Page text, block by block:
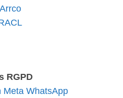
RGPD
Meta WhatsApp